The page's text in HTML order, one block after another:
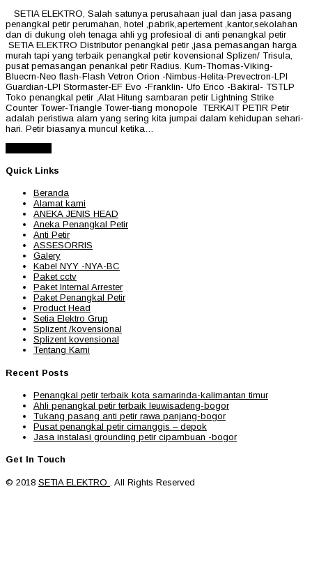
SETIA ELEKTRO, Salah satunya perusahaan jual dan jasa pasang
penangkal petir perumahan, hotel ,pabrik,apertement ,kantor,sekolahan
dan di dukung oleh tenaga ahli yg profesioal di anti penangkal petir
SETIA ELEKTRO Distributor penangkal petir ,jasa pemasangan harga
murah tapi yang terbaik penangkal petir kovensional Splizen/ Trisula,
pusat pemasangan penankal petir Radius. Kurn-Thomas-Viking-
Bluecrn-Neo flash-Flash Vetron Orion -Nimbus-Helita-Prevectron-LPI
Guardian-LPI Stormaster-EF Evo -Franklin- Ufo Erico -Bakiral- TSTLP
Toko penangkal petir ,Alat Hitung sambaran petir Lightning Strike
Counter Tower-Triangle Tower-tiang monopole TERKAIT PETIR Petir
adalah peristiwa alam yang sering kita jumpai dalam kehidupan sehari-
hari. Petir biasanya muncul ketika…
Quick Links
Beranda
Alamat kami
ANEKA JENIS HEAD
Aneka Penangkal Petir
Anti Petir
ASSESORRIS
Galery
Kabel NYY -NYA-BC
Paket cctv
Paket Internal Arrester
Paket Penangkal Petir
Product Head
Setia Elektro Grup
Splizent /kovensional
Splizent kovensional
Tentang Kami
Recent Posts
Penangkal petir terbaik kota samarinda-kalimantan timur
Ahli penangkal petir terbaik leuwisadeng-bogor
Tukang pasang anti petir rawa panjang-bogor
Pusat penangkal petir cimanggis – depok
Jasa instalasi grounding petir cipambuan -bogor
Get In Touch
© 2018 SETIA ELEKTRO . All Rights Reserved